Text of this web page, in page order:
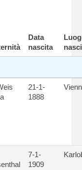
Data
nascita
21-1-
1888
7-1-
1909